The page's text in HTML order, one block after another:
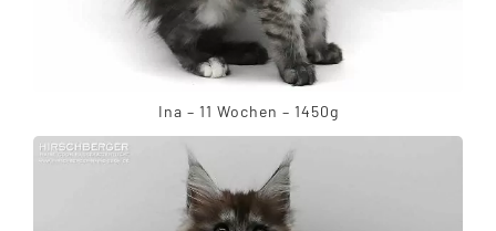
Ina – 11 Wochen – 1450g